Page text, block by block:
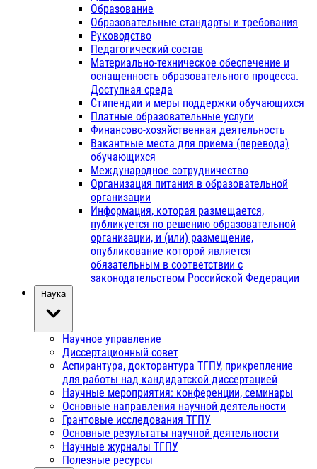
Образование
Образовательные стандарты и требования
Руководство
Педагогический состав
Материально-техническое обеспечение и
оснащенность образовательного процесса.
Доступная среда
Стипендии и меры поддержки обучающихся
Платные образовательные услуги
Финансово-хозяйственная деятельность
Вакантные места для приема (перевода)
обучающихся
Международное сотрудничество
Организация питания в образовательной
организации
Информация, которая размещается,
публикуется по решению образовательной
организации, и (или) размещение,
опубликование которой является
обязательным в соответствии с
законодательством Российской Федерации
Наука
Научное управление
Диссертационный совет
Аспирантура, докторантура ТГПУ, прикрепление
для работы над кандидатской диссертацией
Научные мероприятия: конференции, семинары
Основные направления научной деятельности
Грантовые исследования ТГПУ
Основные результаты научной деятельности
Научные журналы ТГПУ
Полезные ресурсы